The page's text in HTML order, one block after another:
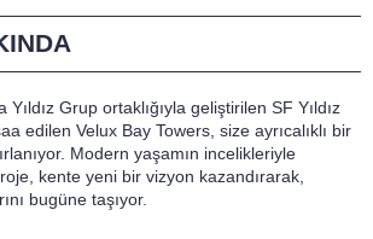
Yıldız Grup ortaklığıyla geliştirilen SF Yıldız
edilen Velux Bay Towers, size ayrıcalıklı bir
Modern yaşamın incelikleriyle
kente yeni bir vizyon kazandırarak,
bugüne taşıyor.